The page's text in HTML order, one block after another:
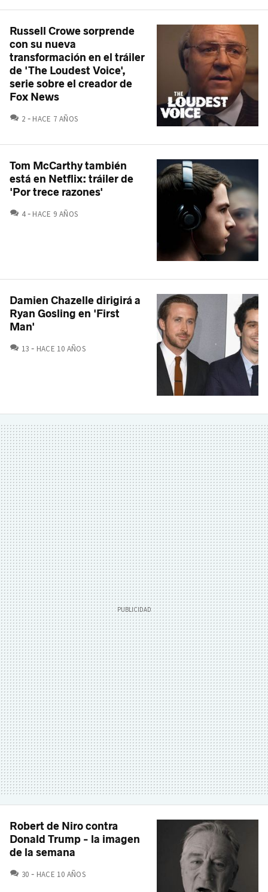
Russell Crowe sorprende
con su nueva
transformación en el tráiler
de 'The Loudest Voice',
serie sobre el creador de
Fox News
2 COMENTARIOS
HACE 7 AÑOS
Tom McCarthy también
está en Netflix: tráiler de
'Por trece razones'
4 COMENTARIOS
HACE 9 AÑOS
Damien Chazelle dirigirá a
Ryan Gosling en 'First
Man'
13 COMENTARIOS
HACE 10 AÑOS
Robert de Niro contra
Donald Trump - la imagen
de la semana
30 COMENTARIOS
HACE 10 AÑOS